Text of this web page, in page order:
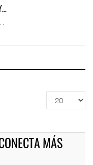
Cantidad
a
MÁS